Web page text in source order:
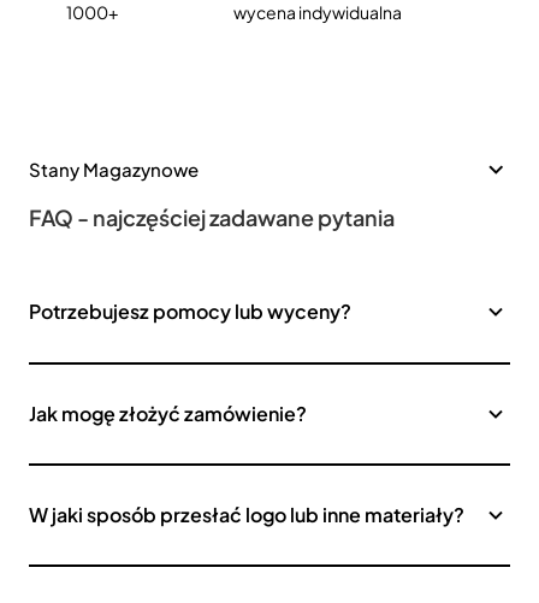
1000+ wycena indywidualna
Stany Magazynowe
FAQ - najczęściej zadawane pytania
Potrzebujesz pomocy lub wyceny?
Jak mogę złożyć zamówienie?
W jaki sposób przesłać logo lub inne materiały?